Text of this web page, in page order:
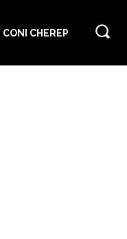
CONI CHEREP